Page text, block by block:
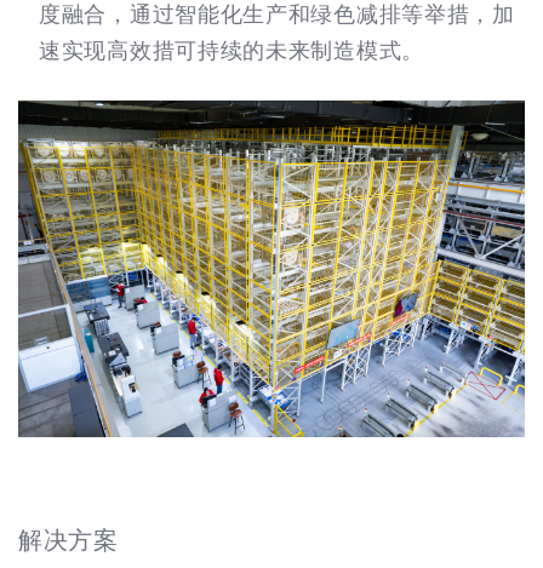
度融合，通过智能化生产和绿色减排等举措，加
速实现高效措可持续的未来制造模式。
解决方案